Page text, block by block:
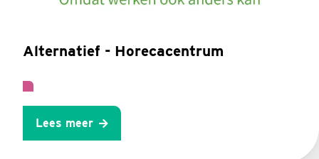
Alternatief - Horecacentrum
Lees meer